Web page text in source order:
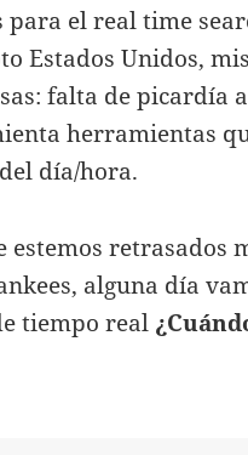
el real time
Estados Unidos,
falta de picardía
herramientas
día/hora.
estemos retrasados
alguna día
tiempo real